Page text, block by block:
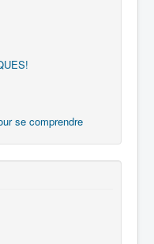
se comprendre